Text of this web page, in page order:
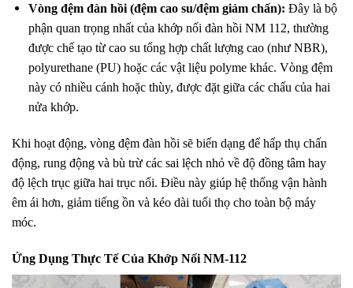
Vòng đệm đàn hồi (đệm cao su/đệm giảm chấn): Đây là bộ
phận quan trọng nhất của khớp nối đàn hồi NM 112, thường
được chế tạo từ cao su tổng hợp chất lượng cao (như NBR),
polyurethane (PU) hoặc các vật liệu polyme khác. Vòng đệm
này có nhiều cánh hoặc thùy, được đặt giữa các chấu của hai
nửa khớp.
Khi hoạt động, vòng đệm đàn hồi sẽ biến dạng để hấp thụ chấn
động, rung động và bù trừ các sai lệch nhỏ về độ đồng tâm hay
độ lệch trục giữa hai trục nối. Điều này giúp hệ thống vận hành
êm ái hơn, giảm tiếng ồn và kéo dài tuổi thọ cho toàn bộ máy
móc.
Ứng Dụng Thực Tế Của Khớp Nối NM-112